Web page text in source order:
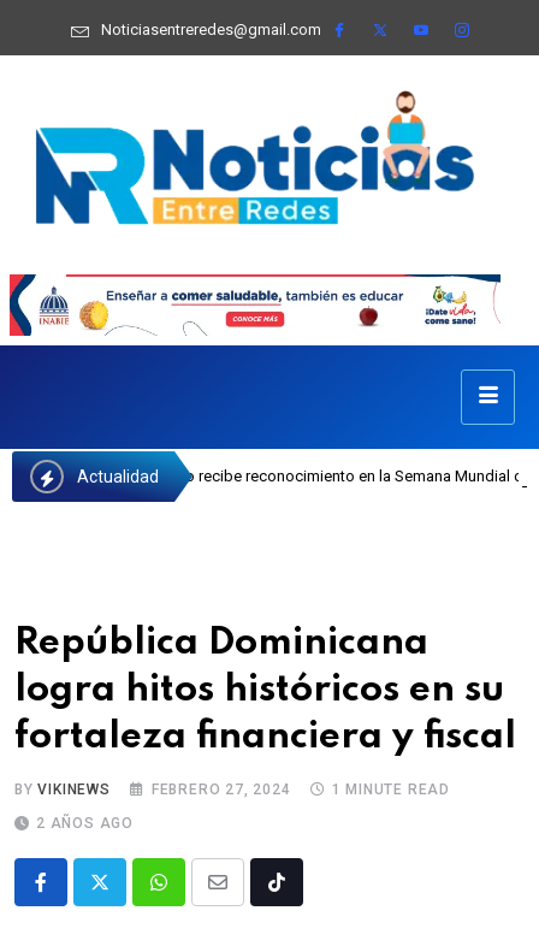
Noticiasentreredes@gmail.com
Actualidad
Castillo recibe reconocimiento en la Semana Mundial de la Lactancia
República Dominicana
logra hitos históricos en su
fortaleza financiera y fiscal
BYVIKINEWS FEBRERO 27, 2024
1 MINUTE READ
2 AÑOS AGO